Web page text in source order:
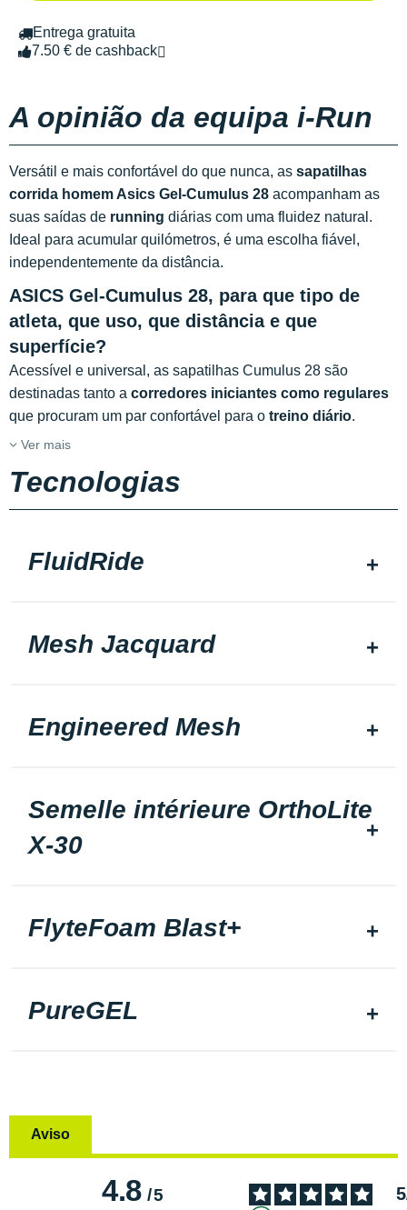
Entrega gratuita
7.50 € de cashback
A opinião da equipa i-Run
Versátil e mais confortável do que nunca, as sapatilhas
corrida homem Asics Gel-Cumulus 28 acompanham as
suas saídas de running diárias com uma fluidez natural.
Ideal para acumular quilómetros, é uma escolha fiável,
independentemente da distância.
ASICS Gel-Cumulus 28, para que tipo de
atleta, que uso, que distância e que
superfície?
Acessível e universal, as sapatilhas Cumulus 28 são
destinadas tanto a corredores iniciantes como regulares
que procuram um par confortável para o treino diário.
Ver mais
Tecnologias
FluidRide
Mesh Jacquard
Engineered Mesh
Semelle intérieure OrthoLite
X-30
FlyteFoam Blast+
PureGEL
Aviso
4.8/5 5